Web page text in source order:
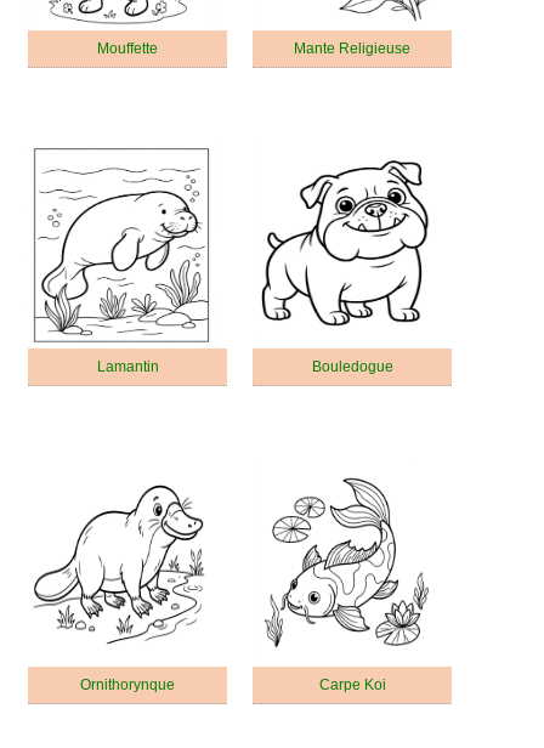
Mouffette Mante Religieuse
Lamantin Bouledogue
Ornithorynque Carpe Koi